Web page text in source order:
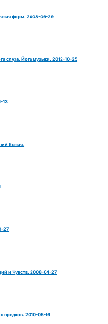
форм. 2008-06-29
слуха. Йога музыки. 2012-10-25
13
бытия.
27
и Чувств. 2008-04-27
предков. 2010-05-16